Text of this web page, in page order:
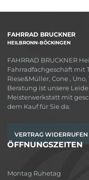
FAHRRAD BRUCKNER
HEILBRONN-BÖCKINGEN
FAHRRAD BRUCKNER
Fahrradfachgeschäft mit
Riese&Müller, Cone ,
Beratung ist unsere
Meisterwerkstatt mit
dem Kauf für Sie da.
VERTRAG WIDERRUFEN
ÖFFNUNGSZEITEN
Montag Ruhetag